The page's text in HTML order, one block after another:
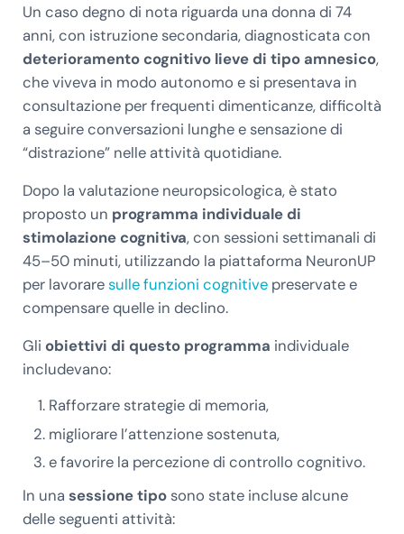
Un caso degno di nota riguarda una donna di 74
anni, con istruzione secondaria, diagnosticata con
deterioramento cognitivo lieve di tipo amnesico,
che viveva in modo autonomo e si presentava in
consultazione per frequenti dimenticanze, difficoltà
a seguire conversazioni lunghe e sensazione di
“distrazione” nelle attività quotidiane.
Dopo la valutazione neuropsicologica, è stato
proposto un programma individuale di
stimolazione cognitiva, con sessioni settimanali di
45–50 minuti, utilizzando la piattaforma NeuronUP
per lavoraresulle funzioni cognitivepreservate e
compensare quelle in declino.
Gli obiettivi di questo programma individuale
includevano:
Rafforzare strategie di memoria,
migliorare l’attenzione sostenuta,
e favorire la percezione di controllo cognitivo.
In una sessione tiposono state incluse alcune
delle seguenti attività: